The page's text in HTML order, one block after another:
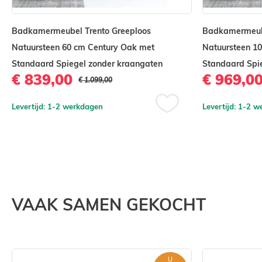
en/of afvoer. Zie hieronder bij onderstaande
Badkamermeubel Trento Greeploos
Natuursteen 60 cm Century Oak met
Standaard Spiegel zonder kraangaten
€ 839,00 € 1.099,00
Levertijd: 1-2 werkdagen
Natuursteen
Standaard
€
Levertijd: 1-2
VAAK SAMEN GEKOCHT
U